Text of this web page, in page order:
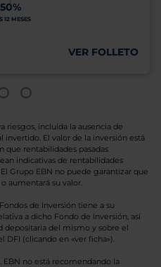
12 MESES
VER FOLLETO
riesgos, incluida la ausencia de
El valor de la inversión está
que rentabilidades pasadas
indicativas de rentabilidades
Grupo EBN no puede garantizar que
aumentará su valor.
de Inversión tiene a su
a dicho Fondo de Inversión, así
depositaria del mismo y sobre el
DFI (clicando en «ver ficha»).
EBN no está recomendando la